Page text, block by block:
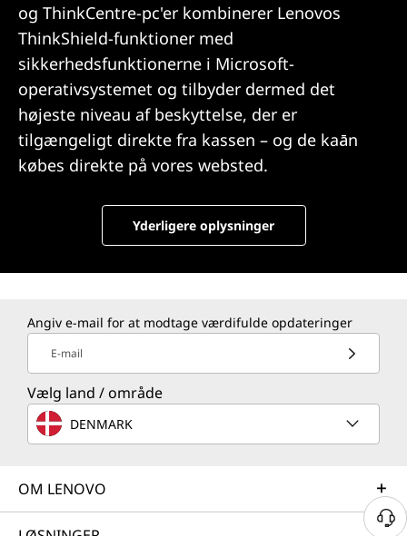
og ThinkCentre-pc'er kombinerer Lenovos
ThinkShield-funktioner med
sikkerhedsfunktionerne i Microsoft-
operativsystemet og tilbyder dermed det
højeste niveau af beskyttelse, der er
tilgængeligt direkte fra kassen – og de kaān
købes direkte på vores websted.
Yderligere oplysninger
Angiv e-mail for at modtage værdifulde opdateringer
E-mail
Vælg land / område
DENMARK
OM LENOVO